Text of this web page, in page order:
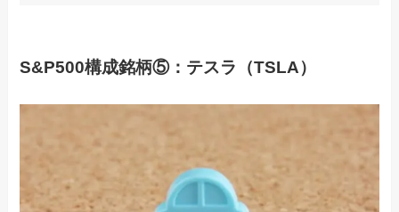
S&P500構成銘柄⑤：テスラ（TSLA）